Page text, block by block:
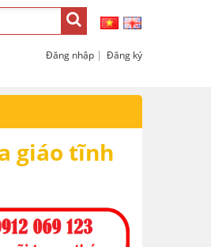
Đăng nhập| Đăng ký
giáo tĩnh